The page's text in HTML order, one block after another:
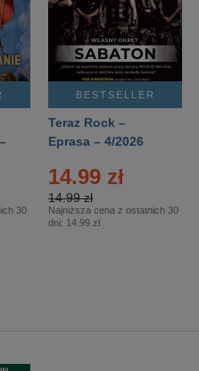
30
BESTSELLER
Teraz Rock –
Eprasa – 4/2026
14.99 zł
14.99 zł
Najniższa cena z ostatnich 30
dni: 14.99 zł